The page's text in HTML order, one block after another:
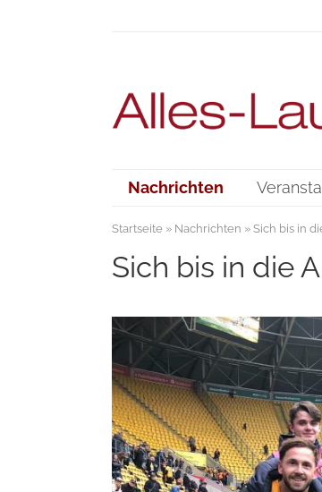
Nachrichten
Startseite» Nachrichten » Sich bis in
Sich bis in die